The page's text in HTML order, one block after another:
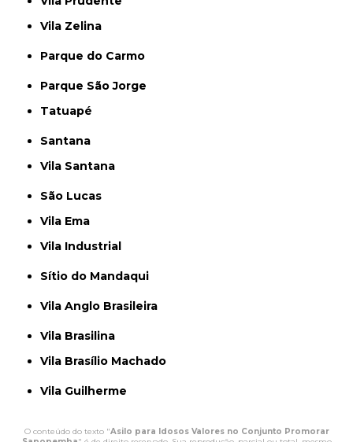
Vila Zelina
Parque do Carmo
Parque São Jorge
Tatuapé
Santana
Vila Santana
São Lucas
Vila Ema
Vila Industrial
Sítio do Mandaqui
Vila Anglo Brasileira
Vila Brasilina
Vila Brasílio Machado
Vila Guilherme
O conteúdo do texto "Asilo para Idosos Valores no Conjunto Promorar